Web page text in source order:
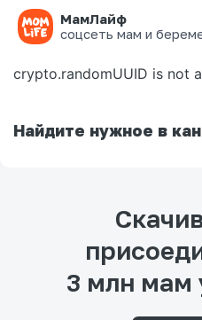
МамЛайф
соцсеть мам и
Ошибка на
crypto.randomUUID is not
Найдите нужное в
3 млн мам